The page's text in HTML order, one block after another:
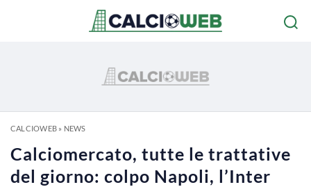
CALCIOWEB» NEWS
Calciomercato, tutte le trattative
del giorno: colpo Napoli, l’Inter